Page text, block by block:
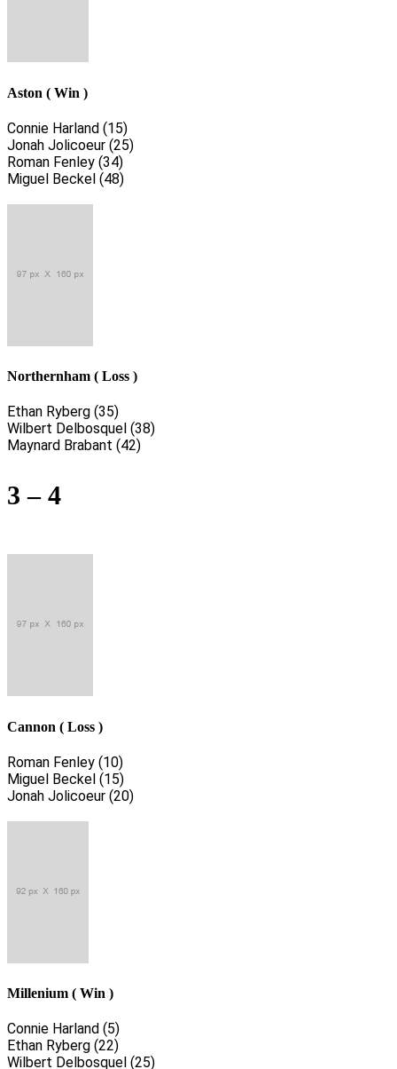
Aston ( Win )
Connie Harland (15)
Jonah Jolicoeur (25)
Roman Fenley (34)
Miguel Beckel (48)
Northernham ( Loss )
Ethan Ryberg (35)
Wilbert Delbosquel (38)
Maynard Brabant (42)
3 – 4
Cannon ( Loss )
Roman Fenley (10)
Miguel Beckel (15)
Jonah Jolicoeur (20)
Millenium ( Win )
Connie Harland (5)
Ethan Ryberg (22)
Wilbert Delbosquel (25)